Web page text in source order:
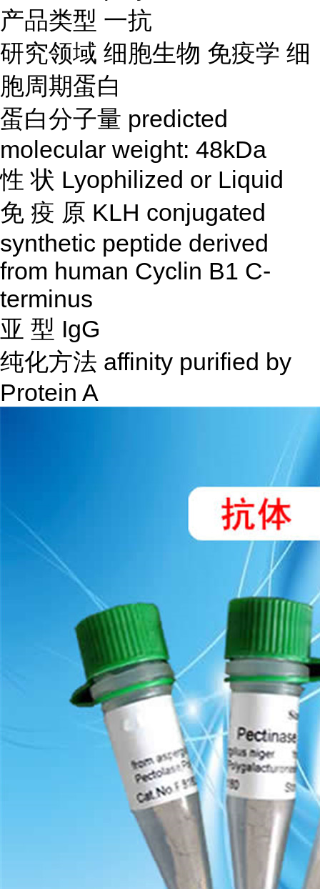
产品类型 一抗
研究领域 细胞生物 免疫学 细
胞周期蛋白
蛋白分子量 predicted
molecular weight: 48kDa
性 状 Lyophilized or Liquid
免 疫 原 KLH conjugated
synthetic peptide derived
from human Cyclin B1 C-
terminus
亚 型 IgG
纯化方法 affinity purified by
Protein A